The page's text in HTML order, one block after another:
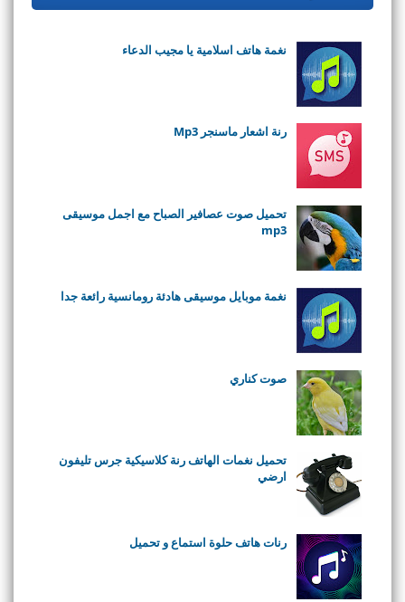
نغمة هاتف اسلامية يا مجيب الدعاء
رنة اشعار ماسنجر Mp3
تحميل صوت عصافير الصباح مع اجمل موسيقى
mp3
نغمة موبايل موسيقى هادئة رومانسية رائعة جدا
صوت كناري
تحميل نغمات الهاتف رنة كلاسيكية جرس تليفون
ارضي
رنات هاتف حلوة استماع و تحميل